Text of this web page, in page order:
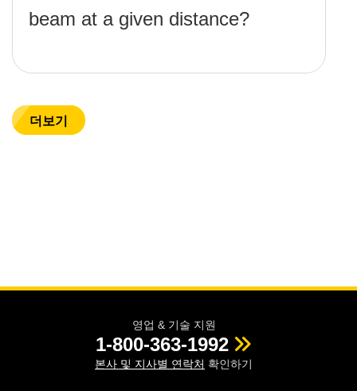
beam at a given distance?
더보기
영업 & 기술 지원
1-800-363-1992
본사 및 지사별 연락처 확인하기